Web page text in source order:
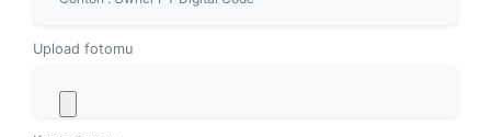
Upload fotomu